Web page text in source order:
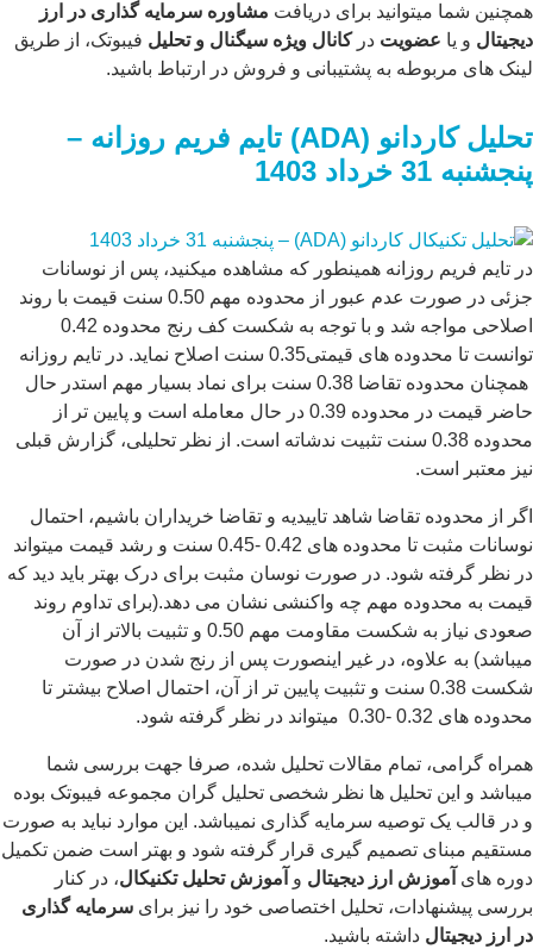
همچنین شما میتوانید برای دریافت مشاوره سرمایه گذاری در ارز
دیجیتال و یا عضویت درکانال ویژه سیگنال و تحلیل فیبوتک، از طریق
لینک های مربوطه به پشتیبانی و فروش در ارتباط باشید.
تحلیلکاردانو (ADA) تایم فریم روز انه –
پنجشنبه 31 خرداد 1403
در تایم فریم روزانه همینطور که مشاهده میکنید، پس از نوسانات
جزئی در صورت عدم عبور از محدوده مهم 0.50 سنت قیمت با روند
اصلاحی مواجه شد و با توجه به شکست کف رنج محدوده 0.42
توانست تا محدوده های قیمتی0.35 سنت اصلاح نماید. در تایم روزانه
همچنان محدوده تقاضا 0.38 سنت برای نماد بسیار مهم استدر حال
حاضر قیمت در محدوده 0.39 در حال معامله است و پایین تر از
محدوده 0.38 سنت تثبیت ندشاته است. از نظر تحلیلی، گزارش قبلی
نیز معتبر است.
اگر از محدوده تقاضا شاهد تاییدیه و تقاضا خریداران باشیم، احتمال
نوسانات مثبت تا محدوده های 0.42 -0.45 سنت و رشد قیمت میتواند
در نظر گرفته شود. در صورت نوسان مثبت برای درک بهتر باید دید که
قیمت به محدوده مهم چه واکنشی نشان می دهد.(برای تداوم روند
صعودی نیاز به شکست مقاومت مهم 0.50 و تثبیت بالاتر از آن
میباشد) به علاوه، در غیر اینصورت پس از رنج شدن در صورت
شکست 0.38 سنت و تثبیت پایین تر از آن، احتمال اصلاح بیشتر تا
محدوده های 0.32 -0.30 میتواند در نظر گرفته شود.
همراه گرامی، تمام مقالات تحلیل شده، صرفا جهت بررسی شما
میباشد و این تحلیل ها نظر شخصی تحلیل گران مجموعه فیبوتک بوده
و در قالب یک توصیه سرمایه گذاری نمیباشد. این موارد نباید به صورت
مستقیم مبنای تصمیم گیری قرار گرفته شود و بهتر است ضمن تکمیل
دوره های آموزش ارز دیجیتال و آموزش تحلیل تکنیکال، در کنار
بررسی پیشنهادات، تحلیل اختصاصی خود را نیز برای سرمایه گذاری
در ارز دیجیتال داشته باشید.